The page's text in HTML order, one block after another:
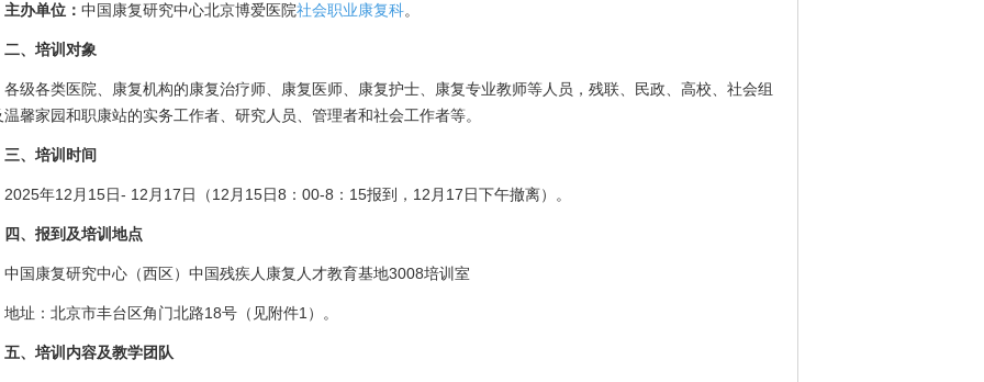
主办单位： 中国康复研究中心北京博爱医院社会职业康复科。
二、培训对象
各级各类医院、康复机构的康复治疗师、康复医师、康复护士、康复专业教师等人员，残联、民政、高校、社会组
温馨家园和职康站的实务工作者、研究人员、管理者和社会工作者等。
三、培训时间
2025年12月15日- 12月17日（12月15日8：00-8：15报到，12月17日下午撤离）。
四、报到及培训地点
中国康复研究中心（西区）中国残疾人康复人才教育基地3008培训室
地址：北京市丰台区角门北路18号（见附件1）。
五、培训内容及教学团队